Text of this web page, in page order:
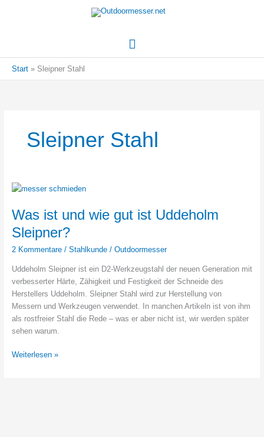
Hauptmenü
Start Sleipner Stahl
Sleipner Stahl
Was ist und wie gut ist Uddeholm
Sleipner?
2 Kommentare / Stahlkunde/ Outdoormesser
Uddeholm Sleipner ist ein D2-Werkzeugstahl der neuen Generation mit
verbesserter Härte, Zähigkeit und Festigkeit der Schneide des
Herstellers Uddeholm. Sleipner Stahl wird zur Herstellung von
Messern und Werkzeugen verwendet. In manchen Artikeln ist von ihm
als rostfreier Stahl die Rede – was er aber nicht ist, wir werden später
sehen warum.
Was
Weiterlesen »